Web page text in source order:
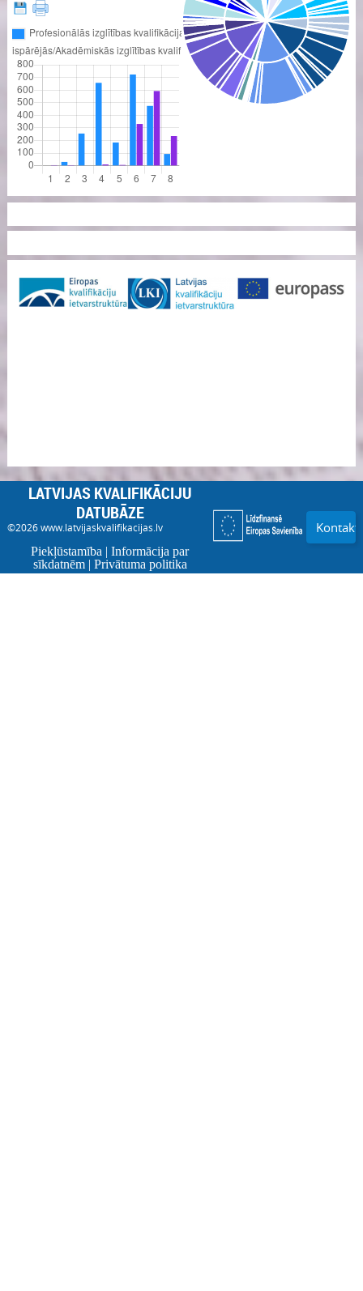
LATVIJAS KVALIFIKĀCIJU
DATUBĀZE
©2026www.latvijaskvalifikacijas.lv
Piekļūstamība |Informācija par
sīkdatnēm| Privātuma politika
Kontakti